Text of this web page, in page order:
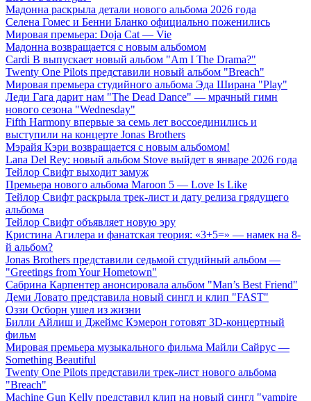
Мадонна раскрыла детали нового альбома 2026 года
Селена Гомес и Бенни Бланко официально поженились
Мировая премьера: Doja Cat — Vie
Мадонна возвращается с новым альбомом
Cardi B выпускает новый альбом "Am I The Drama?"
Twenty One Pilots представили новый альбом "Breach"
Мировая премьера студийного альбома Эда Ширана "Play"
Леди Гага дарит нам "The Dead Dance" — мрачный гимн
нового сезона "Wednesday"
Fifth Harmony впервые за семь лет воссоединились и
выступили на концерте Jonas Brothers
Мэрайя Кэри возвращается с новым альбомом!
Lana Del Rey: новый альбом Stove выйдет в январе 2026 года
Тейлор Свифт выходит замуж
Премьера нового альбома Maroon 5 — Love Is Like
Тейлор Свифт раскрыла трек-лист и дату релиза грядущего
альбома
Тейлор Свифт объявляет новую эру
Кристина Агилера и фанатская теория: «3+5=» — намек на 8-
й альбом?
Jonas Brothers представили седьмой студийный альбом —
"Greetings from Your Hometown"
Сабрина Карпентер анонсировала альбом "Man’s Best Friend"
Деми Ловато представила новый сингл и клип "FAST"
Оззи Осборн ушел из жизни
Билли Айлиш и Джеймс Кэмерон готовят 3D-концертный
фильм
Мировая премьера музыкального фильма Майли Сайрус —
Something Beautiful
Twenty One Pilots представили трек-лист нового альбома
"Breach"
Machine Gun Kelly представил клип на новый сингл "vampire